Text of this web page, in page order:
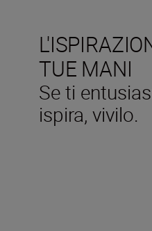
TUE MANI
Se ti
ispira, vivilo.